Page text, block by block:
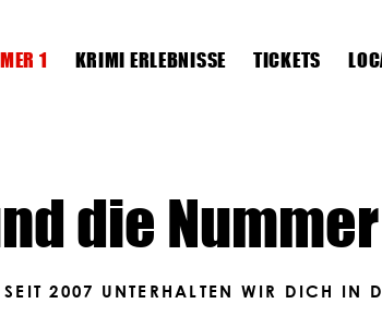
1 KRIMI ERLEBNISSE TICKETS
Krimi Erlebnisse
die Nummer
2007 UNTERHALTEN WIR DICH IN